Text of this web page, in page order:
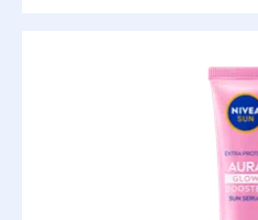
Semua Jenis Kulit